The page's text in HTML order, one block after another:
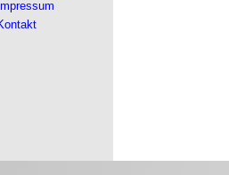
Impressum